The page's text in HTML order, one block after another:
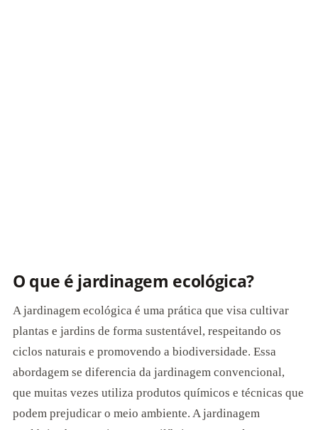
O que é jardinagem ecológica?
A jardinagem ecológica é uma prática que visa cultivar
plantas e jardins de forma sustentável, respeitando os
ciclos naturais e promovendo a biodiversidade. Essa
abordagem se diferencia da jardinagem convencional,
que muitas vezes utiliza produtos químicos e técnicas que
podem prejudicar o meio ambiente. A jardinagem